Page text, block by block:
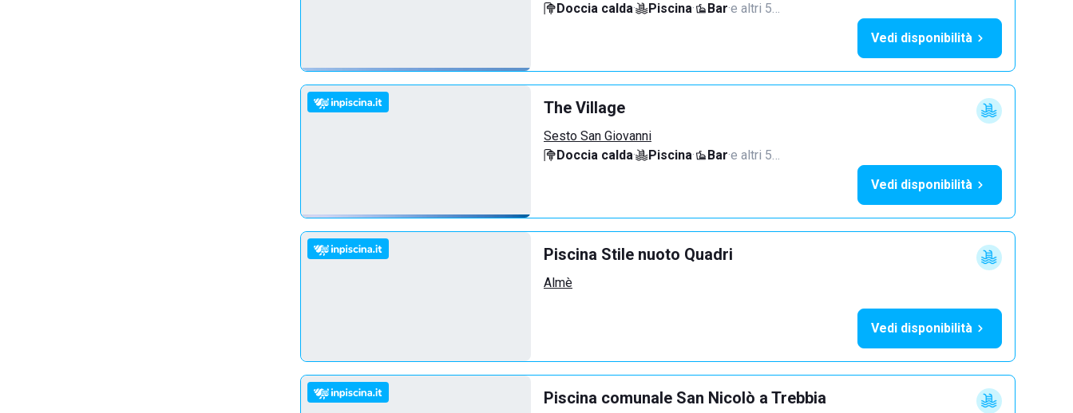
Doccia calda· Piscina· Bar·e altri 5…
Vedi disponibilità
The Village
Sesto San Giovanni
Doccia calda· Piscina· Bar·e altri 5…
Vedi disponibilità
Piscina Stile nuoto Quadri
Almè
Vedi disponibilità
Piscina comunale San Nicolò a Trebbia